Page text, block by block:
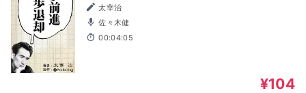
太宰治
佐々木健
00:04:05
¥104